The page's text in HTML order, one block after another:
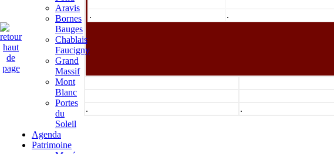
Aravis
Bornes
Bauges
Chablais
Faucigny
Grand
Massif
Mont
Blanc
Portes
du
Soleil
Agenda
Patrimoine
.
.
.
.